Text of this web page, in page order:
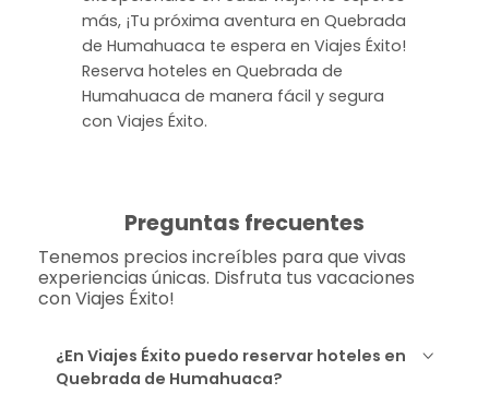
más, ¡Tu próxima aventura en Quebrada
de Humahuaca te espera en Viajes Éxito!
Reserva hoteles en Quebrada de
Humahuaca de manera fácil y segura
con Viajes Éxito.
Preguntas frecuentes
Tenemos precios increíbles para que vivas
experiencias únicas. Disfruta tus vacaciones
con Viajes Éxito!
¿En Viajes Éxito puedo reservar hoteles en
Quebrada de Humahuaca?